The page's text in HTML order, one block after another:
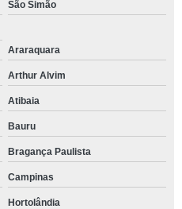
São Simão
Araraquara
Arthur Alvim
Atibaia
Bauru
Bragança Paulista
Campinas
Hortolândia